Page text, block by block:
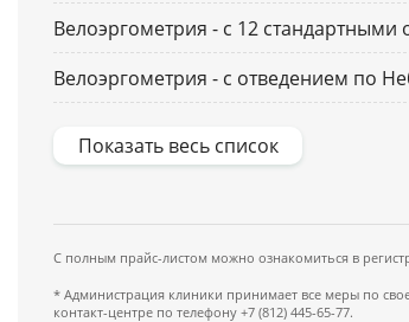
Велоэргометрия - с 12 стандартными
Велоэргометрия - с отведением по
Показать весь список
С полным прайс-листом можно ознакомиться в
* Администрация клиники принимает все меры по
контакт-центре по телефону +7 (812) 445-65-77.